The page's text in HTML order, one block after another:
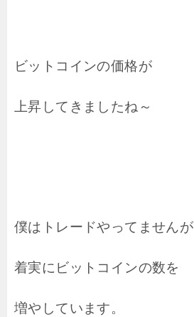
ビットコインの価格が
上昇してきましたね～
僕はトレードやってませんが
着実にビットコインの数を
増やしています。